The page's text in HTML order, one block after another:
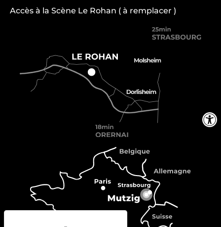
Accès à la Scène Le Rohan ( à remplacer )